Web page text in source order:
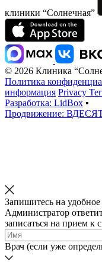
клиники “Солнечная”
© 2026 Клиника
Политика
информация Privacy
Разработка: LidBox ▪
Продвижение:
Запишитесь на
Администратор
записаться на прием к
Врач (если уже